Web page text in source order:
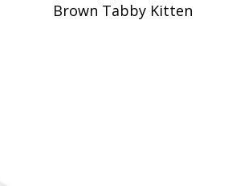
Brown Tabby Kitten